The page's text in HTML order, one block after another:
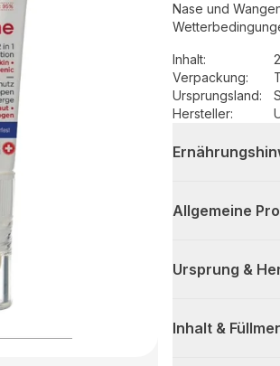
Nase und
Inhalt:
Verpackung:
Ursprungsland:
Hersteller:
Allgemeine
Ursprung &
Inhalt &